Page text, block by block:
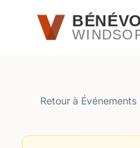
Passer au contenu
Retour à Événements